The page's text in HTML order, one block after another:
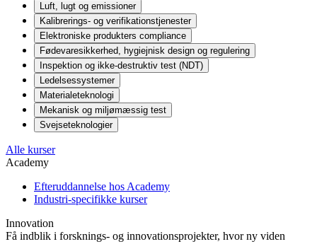
Luft, lugt og emissioner
Kalibrerings- og verifikationstjenester
Elektroniske produkters compliance
Fødevaresikkerhed, hygiejnisk design og regulering
Inspektion og ikke-destruktiv test (NDT)
Ledelsessystemer
Materialeteknologi
Mekanisk og miljømæssig test
Svejseteknologier
Alle kurser
Academy
Efteruddannelse hos Academy
Industri-specifikke kurser
Innovation
Få indblik i forsknings- og innovationsprojekter, hvor ny viden